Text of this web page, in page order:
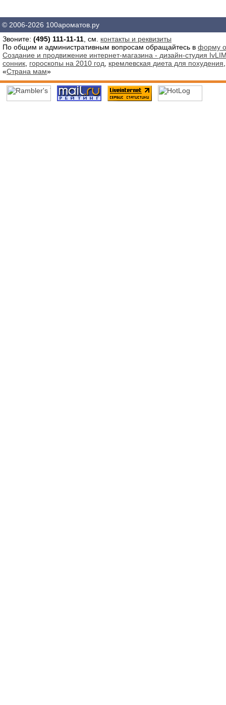
© 2006-2026 100ароматов.ру
Звоните: (495) 111-11-11 , см. контакты и реквизиты
По общим и административным вопросам обращайтесь в форму
Создание и продвижение интернет-магазина - дизайн-студия
сонник гороскопы на 2010 год кремлевская диета для похудения
«Страна мам»